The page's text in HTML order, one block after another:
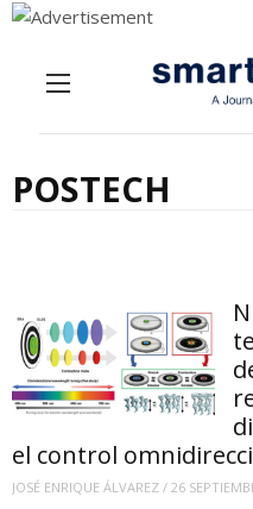
POSTECH
el control
JOSÉ ENRIQUE ÁLVAREZ / 26